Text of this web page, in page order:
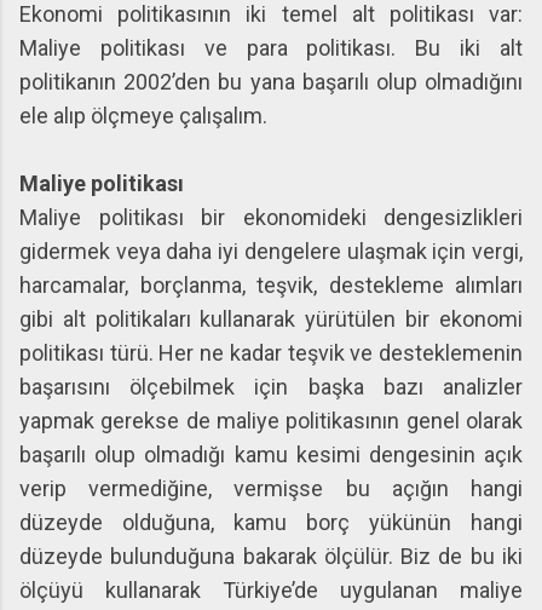
Ekonomi politikasının iki temel alt politikası var:
Maliye politikası ve para politikası. Bu iki alt
politikanın 2002’den bu yana başarılı olup olmadığını
ele alıp ölçmeye çalışalım.
Maliye politikası
Maliye politikası bir ekonomideki dengesizlikleri
gidermek veya daha iyi dengelere ulaşmak için vergi,
harcamalar, borçlanma, teşvik, destekleme alımları
gibi alt politikaları kullanarak yürütülen bir ekonomi
politikası türü. Her ne kadar teşvik ve desteklemenin
başarısını ölçebilmek için başka bazı analizler
yapmak gerekse de maliye politikasının genel olarak
başarılı olup olmadığı kamu kesimi dengesinin açık
verip vermediğine, vermişse bu açığın hangi
düzeyde olduğuna, kamu borç yükünün hangi
düzeyde bulunduğuna bakarak ölçülür. Biz de bu iki
ölçüyü kullanarak Türkiye’de uygulanan maliye